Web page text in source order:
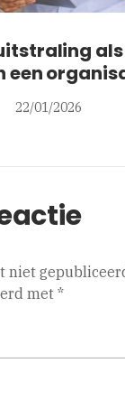
een
22/01/2026
niet
met *